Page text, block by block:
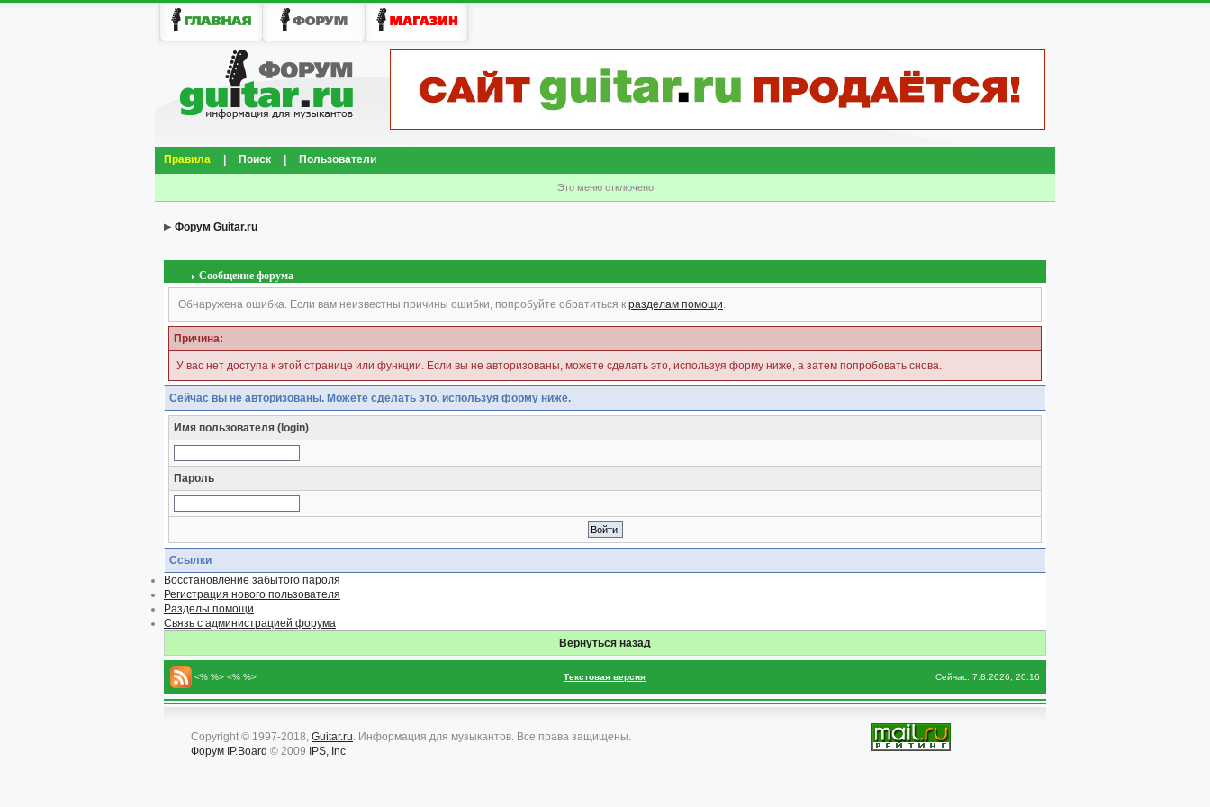
Правила Поиск Пользователи
Это меню отключено
Форум Guitar.ru
Сообщение форума
Обнаружена ошибка. Если вам неизвестны причины ошибки, попробуйте обратиться к разделам помощи.
Причина:
У вас нет доступа к этой странице или функции. Если вы не авторизованы, можете сделать это, используя форму ниже, а затем попробовать снова.
Сейчас вы не авторизованы. Можете сделать это, используя форму ниже.
Имя пользователя (login)
Пароль
Ссылки
Восстановление забытого пароля
Регистрация нового пользователя
Разделы помощи
Связь с администрацией форума
Вернуться назад
<% %> <% %> Текстовая версия Сейчас: 7.8.2026, 20:16
Copyright © 1997-2018, Guitar.ru. Информация для музыкантов. Все права защищены.
Форум IP.Board © 2009 IPS, Inc